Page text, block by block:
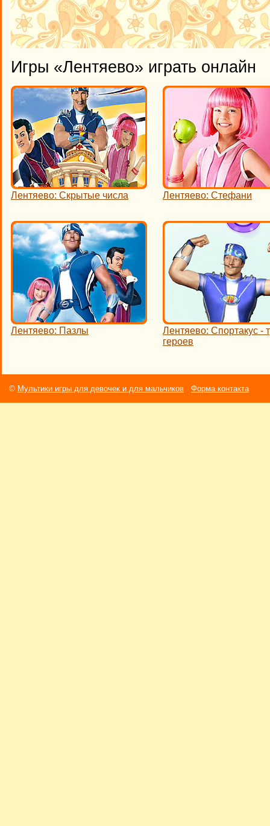
Игры «Лентяево» играть онлайн
Лентяево: Скрытые числа Лентяево: Стефани
Лентяево: Пазлы
Лентяево: Спортакус -
героев
© Мультики игры для девочек и для мальчиков Форма контакта